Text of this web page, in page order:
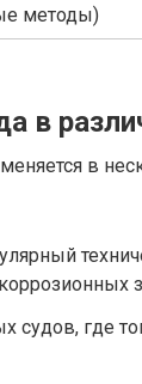
методы)
в
в
судов, где